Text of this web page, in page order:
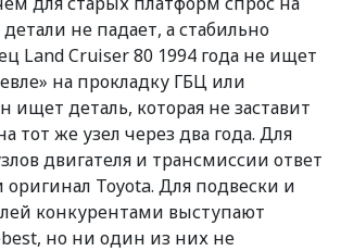
не падает, а стабильно
Land Cruiser 80 1994 года не ищет
на прокладку ГБЦ или
деталь, которая не заставит
тот же узел через два года. Для
двигателя и трансмиссии ответ
Toyota. Для подвески и
конкурентами выступают
но ни один из них не